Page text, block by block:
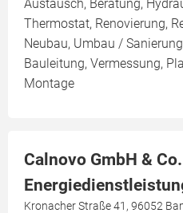
Austausch, Beratung,
Thermostat, Renovierung,
Neubau, Umbau /
Bauleitung, Vermessung,
Montage
Calnovo GmbH & Co.
Kronacher Straße 41, 96052